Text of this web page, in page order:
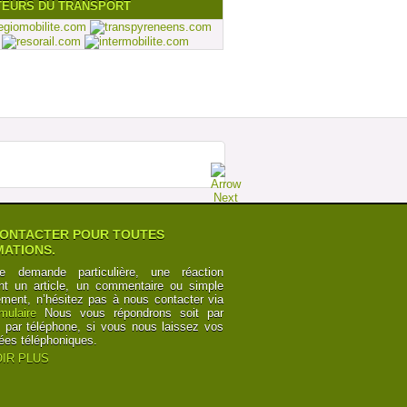
DU TRANSPORT
POUR TOUTES
demande particulière, une réaction
un article, un commentaire ou simple
n’hésitez pas à nous contacter via
Nous vous répondrons soit par
par téléphone, si vous nous laissez vos
téléphoniques.
PLUS